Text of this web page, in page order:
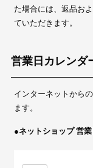
た場合には、返品お
ていただきます。
営業日カレンダ
インターネットから
ます。
●ネットショップ 営